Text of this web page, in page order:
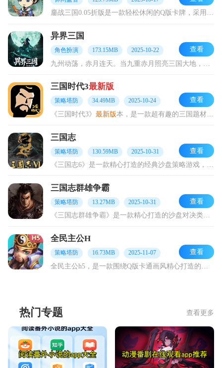
鏖战三国0.05折版是一款轻松休闲的Q版卡牌，采用自动挂机战斗模式，全天候为玩家积累升级资源，游戏提供深度的武将培养系统，游戏装备强化、宝石镶嵌、属性洗练等多种
异界三国
角色扮演 173.15MB 2025-10-22 查看
三国时代3最新版
策略塔防 34.49MB 2025-10-24
《三国时代3》 最新版本，是一款超有趣的三国题材策略对战类游戏。玩家能够在史诗级地图上巧妙排兵布阵，尽情感受谋略交锋与激烈战斗带来的乐趣。还可以招募各路武将，逐步
查看
三国志
策略塔防 130.59MB 2025-10-31 查看
三国志群雄争霸
策略塔防 13.27MB 2025-10-31
《三国志群雄争霸》是一款精心打造的沙盘对决类游戏，其时代背景设定于东汉末年诸侯纷争的动荡时期。在这款游戏里，玩家拥有极大的自主性，能够随心招募诸多历史上声名远扬
查看
全民主公H
策略塔防 16.73MB 2025-11-07 查看
热门专题 查看更多